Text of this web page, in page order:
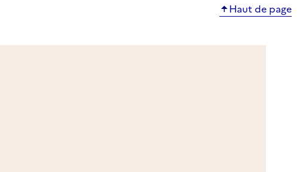
Haut de page